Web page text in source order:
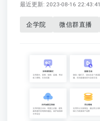
最近更新: 2023-08-16 22:43:41
企学院 微信群直播